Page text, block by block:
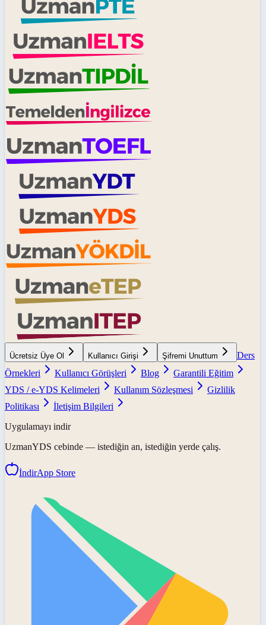
Ücretsiz Üye Ol Kullanıcı Girişi Şifremi Unuttum
Ders
Örnekleri
Kullanıcı Görüşleri Blog
Garantili Eğitim
YDS / e-YDS Kelimeleri
Kullanım Sözleşmesi
Gizlilik
Politikası
İletişim Bilgileri
Uygulamayı indir
UzmanYDS cebinde — istediğin an, istediğin yerde çalış.
İndirApp Store